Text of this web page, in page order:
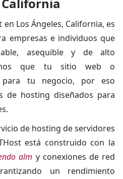
en Los Ángeles, California, es
empresas e individuos que
asequible y de alto
que tu sitio web o
para tu negocio, por eso
de hosting diseñados para
de hosting de servidores
está construido con la
alm y conexiones de red
un rendimiento